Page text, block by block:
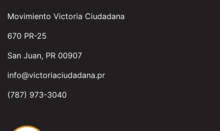
Movimiento Victoria Ciudadana
670 PR-25
San Juan, PR 00907
info@victoriaciudadana.pr
(787) 973-3040